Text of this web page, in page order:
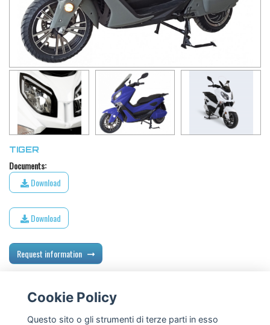
TIGER
Documents:
Download
Download
Request information
Cookie Policy
Questo sito o gli strumenti di terze parti in esso